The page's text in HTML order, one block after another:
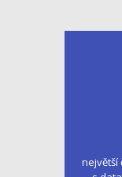
největší